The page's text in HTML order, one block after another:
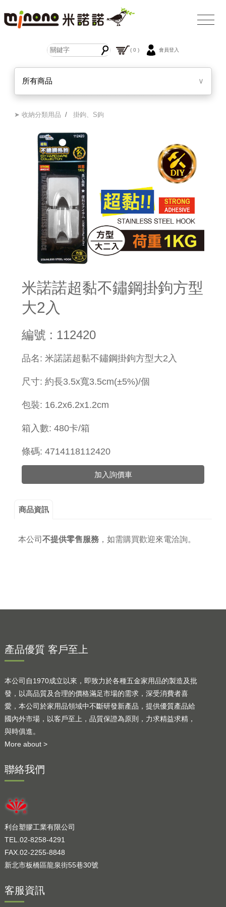
( 0 ) 會員登入
所有商品 ∨
➤ 收納分類用品 /掛鉤、S鉤
米諾諾超黏不鏽鋼掛鉤方型
大2入
編號 : 112420
​品名: 米諾諾超黏不鏽鋼掛鉤方型大2入
尺寸: 約長3.5x寬3.5cm(±5%)/個
包裝: 16.2x6.2x1.2cm
箱入數: 480卡/箱
條碼: 4714118112420
加入詢價車
商品資訊
本公司 不提供零售服務， 如需購買歡迎來電洽詢。
產品優質 客戶至上
本公司自1970成立以來，即致力於各種五金家用品的製造及批
發，以高品質及合理的價格滿足市場的需求，深受消費者喜
愛，本公司於家用品領域中不斷研發新產品，提供優質產品給
國內外市場，以客戶至上，品質保證為原則，力求精益求精，
與時俱進。
More about >
聯絡我們
利台塑膠工業有限公司
TEL.02-8258-4291
FAX.02-2255-8848
新北市板橋區龍泉街55巷30號
客服資訊